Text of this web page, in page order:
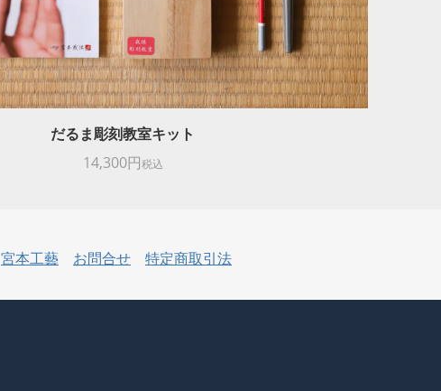
だるま彫刻教室キット
14,300円税込
宮本工藝 お問合せ 特定商取引法